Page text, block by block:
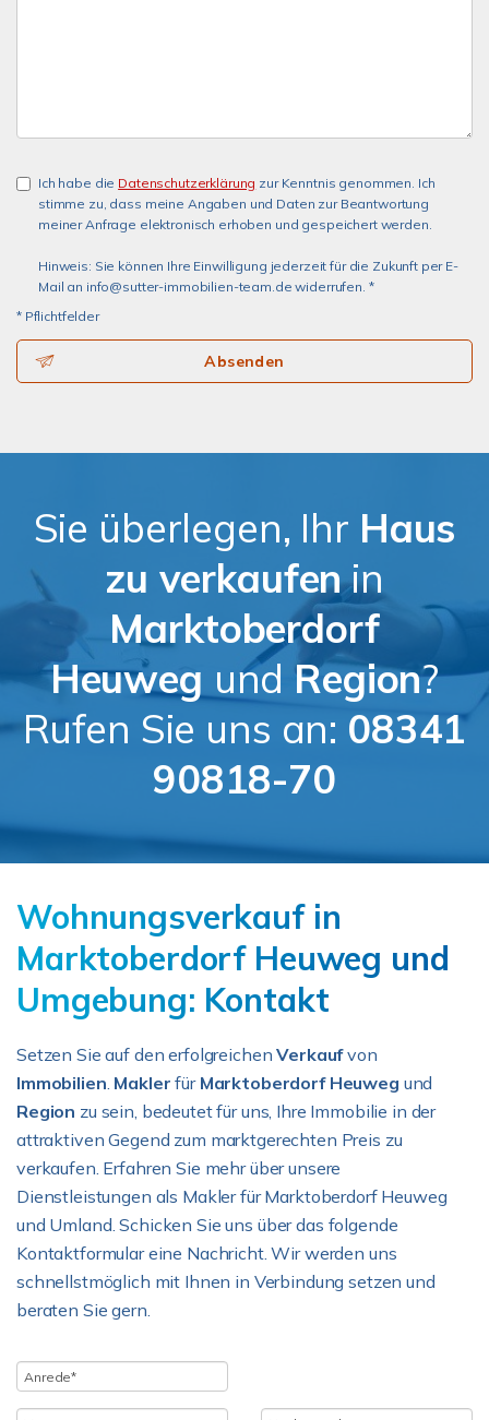
Ich habe die Datenschutzerklärung zur Kenntnis genommen. Ich
stimme zu, dass meine Angaben und Daten zur Beantwortung
meiner Anfrage elektronisch erhoben und gespeichert werden.
Hinweis: Sie können Ihre Einwilligung jederzeit für die Zukunft per E-
Mail an info@sutter-immobilien-team.de widerrufen. *
* Pflichtfelder
Absenden
Sie überlegen, Ihr Haus
zu verkaufenin
Marktoberdorf
Heuweg und Region?
Rufen Sie uns an: 08341
90818-70
Wohnungsverkauf in
Marktoberdorf Heuweg und
Umgebung: Kontakt
Setzen Sie auf den erfolgreichenVerkaufvon
Immobilien. Maklerfür Marktoberdorf Heuweg und
Region zu sein, bedeutet für uns, Ihre Immobilie in der
attraktiven Gegend zum marktgerechten Preis zu
verkaufen. Erfahren Sie mehr über unsere
Dienstleistungen als Makler für Marktoberdorf Heuweg
und Umland. Schicken Sie uns über das folgende
Kontaktformular eine Nachricht. Wir werden uns
schnellstmöglich mit Ihnen in Verbindung setzen und
beraten Sie gern.